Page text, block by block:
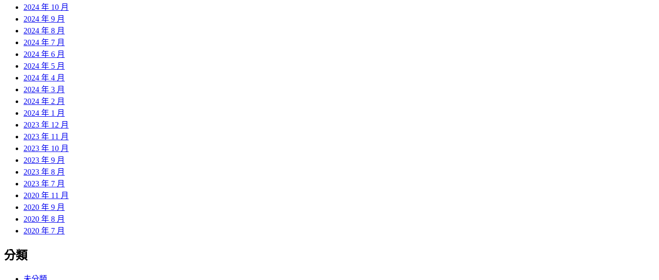
2024 年 10 月
2024 年 9 月
2024 年 8 月
2024 年 7 月
2024 年 6 月
2024 年 5 月
2024 年 4 月
2024 年 3 月
2024 年 2 月
2024 年 1 月
2023 年 12 月
2023 年 11 月
2023 年 10 月
2023 年 9 月
2023 年 8 月
2023 年 7 月
2020 年 11 月
2020 年 9 月
2020 年 8 月
2020 年 7 月
分類